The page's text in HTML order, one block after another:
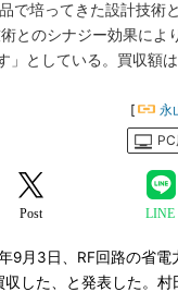
で培ってきた設計技術
とのシナジー効果によ
」としている。買収額
[ 永
Post LINE
9月3日、RF回路の省電
した、と発表した。村